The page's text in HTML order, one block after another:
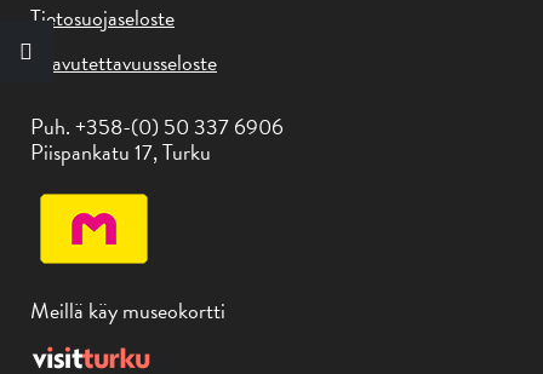
Tietosuojaseloste
Saavutettavuusseloste
Puh. +358-(0) 50 337 6906
Piispankatu 17, Turku
Meillä käy museokortti